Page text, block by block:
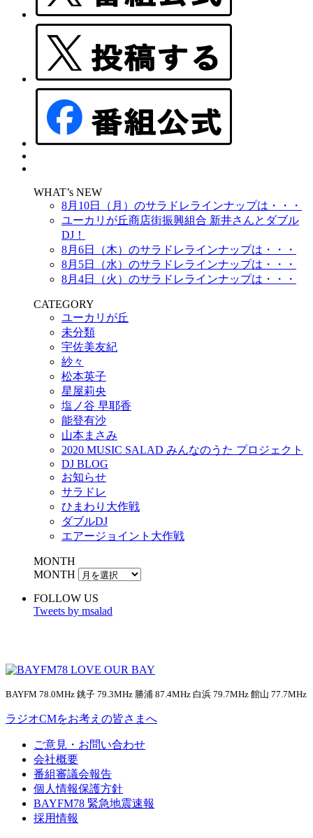
WHAT’s NEW
8月10日（月）のサラドレラインナップは・・・
ユーカリが丘商店街振興組合 新井さんとダブル
DJ！
8月6日（木）のサラドレラインナップは・・・
8月5日（水）のサラドレラインナップは・・・
8月4日（火）のサラドレラインナップは・・・
CATEGORY
ユーカリが丘
未分類
宇佐美友紀
紗々
松本英子
星屋莉央
塩ノ谷 早耶香
能登有沙
山本まさみ
2020 MUSIC SALAD みんなのうた プロジェクト
DJ BLOG
お知らせ
サラドレ
ひまわり大作戦
ダブルDJ
エアージョイント大作戦
MONTH
MONTH
FOLLOW US
Tweets by msalad
BAYFM 78.0MHz 銚子 79.3MHz 勝浦 87.4MHz 白浜 79.7MHz 館山 77.7MHz
ラジオCMをお考えの皆さまへ
ご意見・お問い合わせ
会社概要
番組審議会報告
個人情報保護方針
BAYFM78 緊急地震速報
採用情報